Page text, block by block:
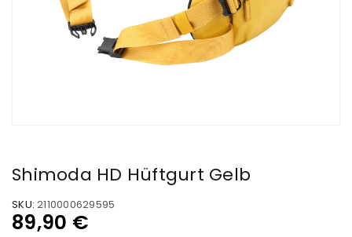
Shimoda HD Hüftgurt Gelb
SKU: 2110000629595
89,90 €